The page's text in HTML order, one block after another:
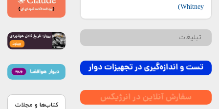
Whitney)
تبلیغات
کتاب‌ها و مجلات